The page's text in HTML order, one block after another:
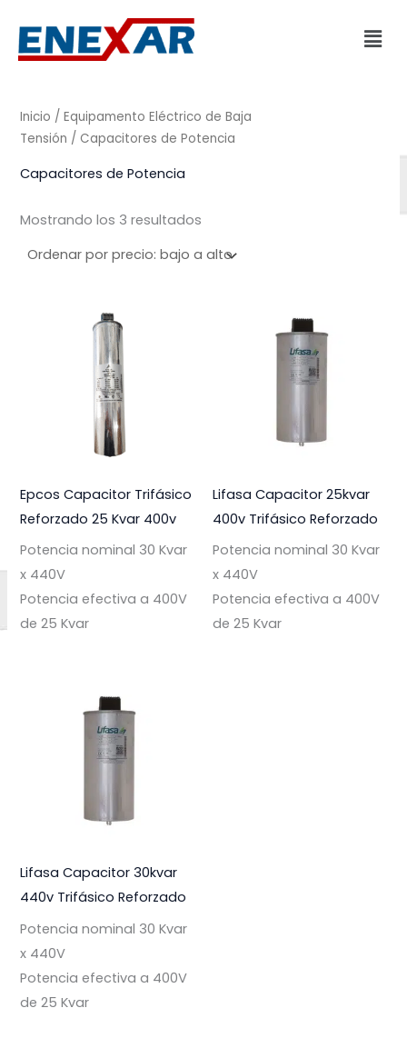
contenido
Inicio /Equipamento Eléctrico de Baja
Tensión / Capacitores de Potencia
Capacitores de Potencia
Mostrando los 3 resultados
Epcos Capacitor Trifásico
Reforzado 25 Kvar 400v
Potencia nominal 30 Kvar
x 440V
Potencia efectiva a 400V
de 25 Kvar
Lifasa Capacitor 25kvar
400v Trifásico Reforzado
Potencia nominal 30 Kvar
x 440V
Potencia efectiva a 400V
de 25 Kvar
Lifasa Capacitor 30kvar
440v Trifásico Reforzado
Potencia nominal 30 Kvar
x 440V
Potencia efectiva a 400V
de 25 Kvar